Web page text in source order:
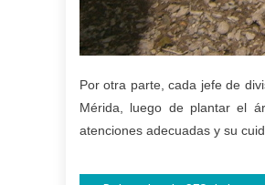
Por otra parte, cada jefe de
Mérida, luego de plantar el
atenciones adecuadas y su